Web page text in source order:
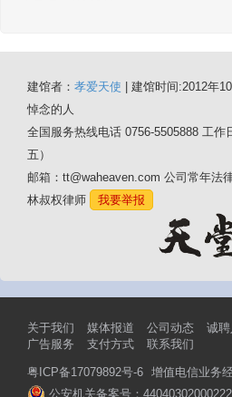
建馆者： 孝爱天使 | 建馆时间:2012年
悼念的人
全国服务热线电话 0756-5505888 工作
五）
邮箱：tt@waheaven.com 公司常年法
林叔权律师
我要举报
关于我们 媒体报道 公司动态 诚
广告服务
支付方式 联系我们
粤ICP备17079892号-6 增值电信业务
公安机关备案号：44040302000222